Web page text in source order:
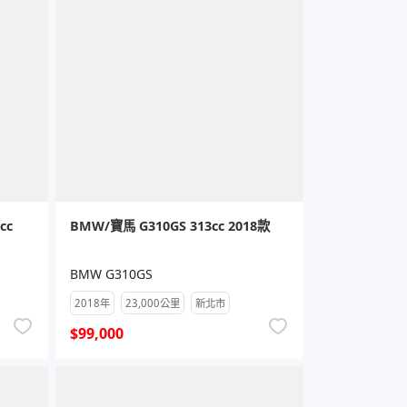
BMW/寶馬 G310GS 313cc 2018款
BMW G310GS
2018年 23,000公里 新北市
$99,000